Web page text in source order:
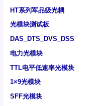
HT系列军品级光耦
光模块测试板
DAS_DTS_DVS_DSS
电力光模块
TTL电平低速率光模块
1×9光模块
SFF光模块